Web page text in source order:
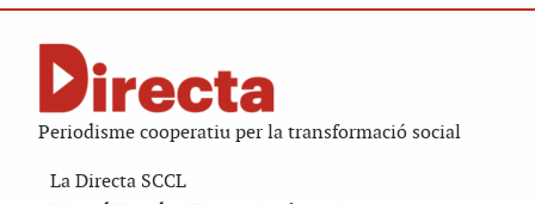
Periodisme cooperatiu per la transformació social
La Directa SCCL